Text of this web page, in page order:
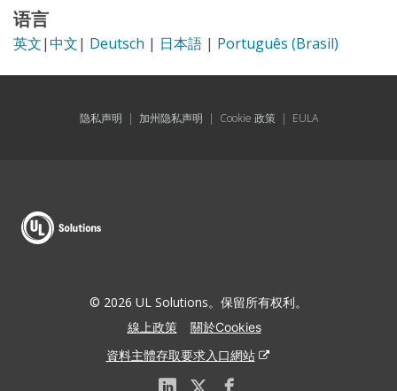
语言
英文|中文| Deutsch | 日本語 | Português (Brasil)
隐私声明 | 加州隐私声明 | Cookie 政策| EULA
© 2026 UL Solutions。保留所有权利。
線上政策
關於Cookies
資料主體存取要求入口網站